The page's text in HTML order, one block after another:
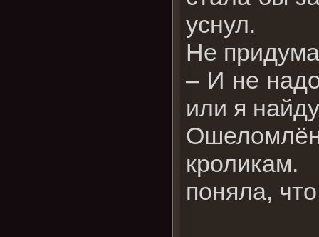
уснул.
Не
– И не
или я
поняла,